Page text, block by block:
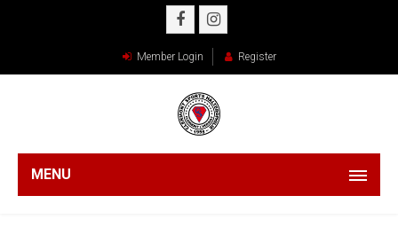
Member Login Register
MENU